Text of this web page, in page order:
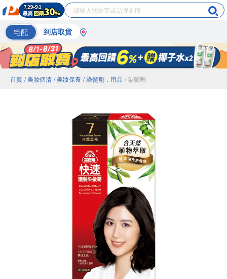
宅配 到店取貨
首頁 / 美妝個清 / 美妝保養 / 染髮劑．用品 / 染髮劑